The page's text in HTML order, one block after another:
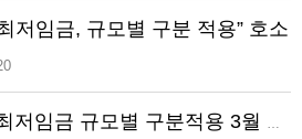
저임금, 규모별 구분 적용” 호소
중기중앙회, 최저임금 규모별 구분적용 3월 입법 촉구